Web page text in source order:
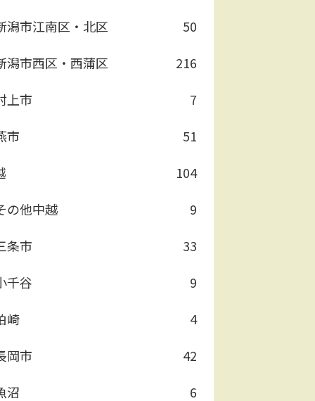
潟市江南区・北区
50
潟市西区・西蒲区
216
上市
7
市
51
104
の他中越
9
条市
33
千谷
9
崎
4
岡市
42
沼
6